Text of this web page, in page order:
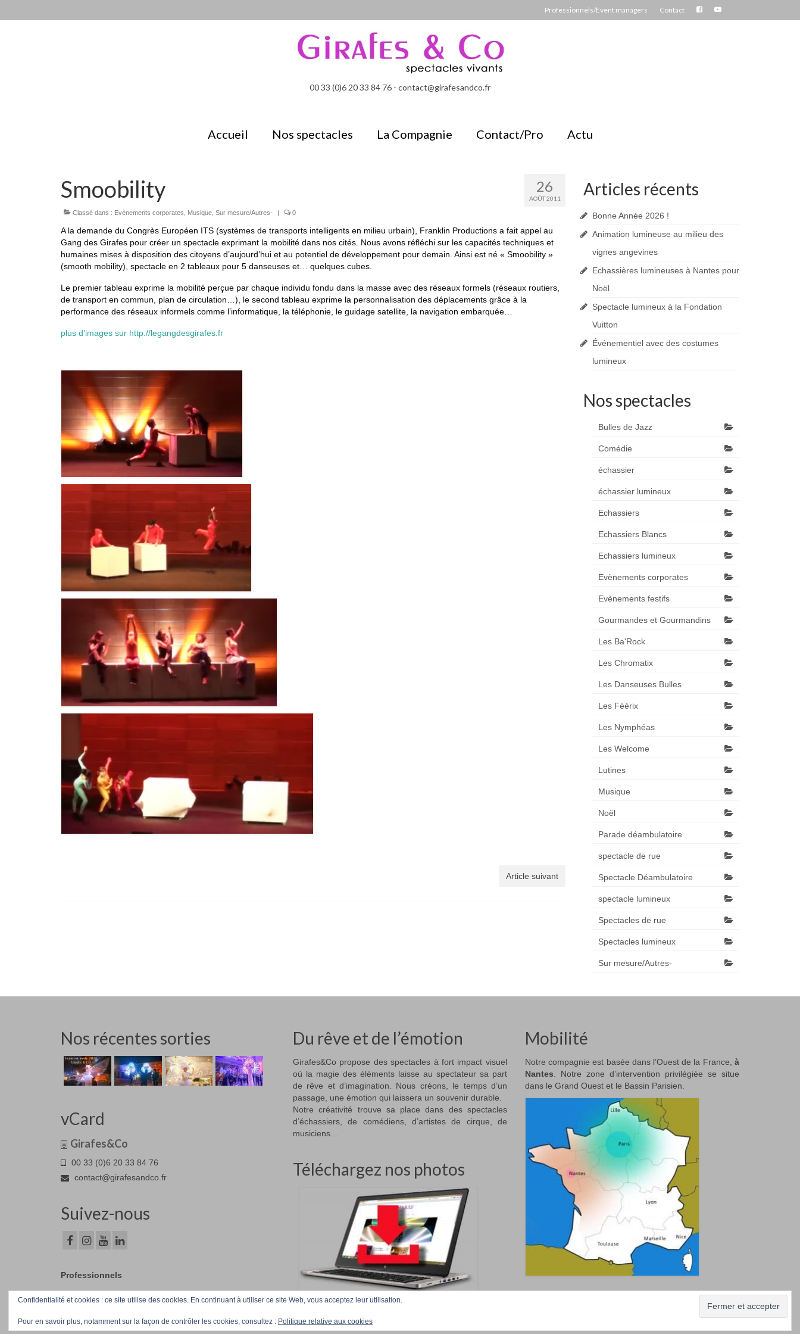
Professionnels/Event managers Contact
00 33 (0)6 20 33 84 76 - contact@girafesandco.fr
Accueil Nos spectacles La Compagnie Contact/Pro Actu
26
AOÛT 2011
Smoobility
Classé dans : Evènements corporates Musique Sur mesure/Autres- | 0
A la demande du Congrès Européen ITS (systèmes de transports intelligents en milieu urbain), Franklin Productions a fait appel au
Gang des Girafes pour créer un spectacle exprimant la mobilité dans nos cités. Nous avons réfléchi sur les capacités techniques et
humaines mises à disposition des citoyens d’aujourd’hui et au potentiel de développement pour demain. Ainsi est né « Smoobility »
(smooth mobility), spectacle en 2 tableaux pour 5 danseuses et… quelques cubes.
Le premier tableau exprime la mobilité perçue par chaque individu fondu dans la masse avec des réseaux formels (réseaux routiers,
de transport en commun, plan de circulation…), le second tableau exprime la personnalisation des déplacements grâce à la
performance des réseaux informels comme l’informatique, la téléphonie, le guidage satellite, la navigation embarquée…
plus d’images sur http://legangdesgirafes.fr
Article suivant
Articles récents
Bonne Année 2026 !
Animation lumineuse au milieu des
vignes angevines
Echassières lumineuses à Nantes pour
Noël
Spectacle lumineux à la Fondation
Vuitton
Événementiel avec des costumes
lumineux
Nos spectacles
Bulles de Jazz
Comédie
échassier
échassier lumineux
Echassiers
Echassiers Blancs
Echassiers lumineux
Evènements corporates
Evènements festifs
Gourmandes et Gourmandins
Les Ba'Rock
Les Chromatix
Les Danseuses Bulles
Les Féérix
Les Nymphéas
Les Welcome
Lutines
Musique
Noël
Parade déambulatoire
spectacle de rue
Spectacle Déambulatoire
spectacle lumineux
Spectacles de rue
Spectacles lumineux
Sur mesure/Autres-
Nos récentes sorties
vCard
Girafes&Co
00 33 (0)6 20 33 84 76
contact@girafesandco.fr
Suivez-nous
Professionnels
Du rêve et de l’émotion
Girafes&Co propose des spectacles à fort impact visuel
où la magie des éléments laisse au spectateur sa part
de rêve et d’imagination. Nous créons, le temps d’un
passage, une émotion qui laissera un souvenir durable.
Notre créativité trouve sa place dans des spectacles
d’échassiers, de comédiens, d’artistes de cirque, de
musiciens…
Téléchargez nos photos
Mobilité
Notre compagnie est basée dans l’Ouest de la France, à
Nantes . Notre zone d’intervention privilégiée se situe
dans le Grand Ouest et le Bassin Parisien.
La Compagnie
© Girafes&Co 2026
Confidentialité et cookies : ce site utilise des cookies. En continuant à utiliser ce site Web, vous acceptez leur utilisation.
Pour en savoir plus, notamment sur la façon de contrôler les cookies, consultez : Politique relative aux cookies